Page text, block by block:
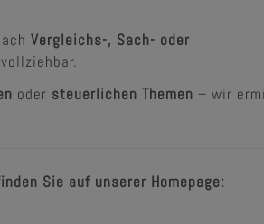
Vergleichs-, Sach- oder
oder steuerlichen Themen – wir
Sie auf unserer Homepage: